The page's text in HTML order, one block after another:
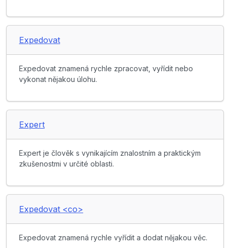
Expedovat
Expedovat znamená rychle zpracovat, vyřídit nebo
vykonat nějakou úlohu.
Expert
Expert je člověk s vynikajícím znalostním a praktickým
zkušenostmi v určité oblasti.
Expedovat <co>
Expedovat znamená rychle vyřídit a dodat nějakou věc.